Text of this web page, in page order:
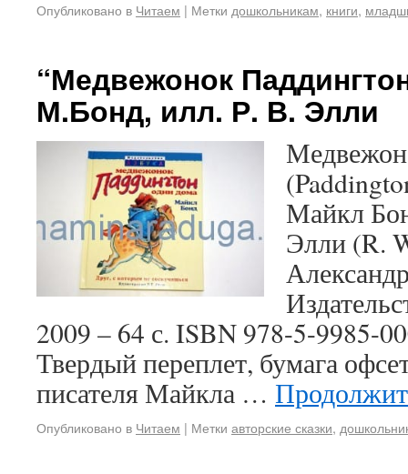
Опубликовано в Читаем | Метки дошкольникам, книги,
“Медвежонок
М.Бонд, илл. Р. В. Элли
Майкл
Элли (R.
2009 – 64 с. ISBN 978-5-9985-
Твердый переплет, бумага
писателя Майкла …
Опубликовано в Читаем | Метки авторские сказки,